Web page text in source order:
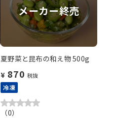
メーカー終売
夏野菜と昆布の和え物 500g
¥ 870 税抜
冷凍
（0）